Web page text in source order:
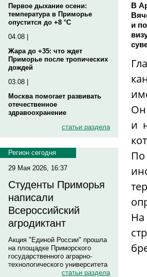
Первое дыхание осени:
температура в Приморье
опустится до +8 °C
04.08 |
Жара до +35: что ждет
Приморье после тропических
дождей
03.08 |
Москва помогает развивать
отечественное
здравоохранение
статьи раздела
Регион сегодня
29 Мая 2026, 16:37
Студенты Приморья
написали
Всероссийский
агродиктант
Акция "Единой России" прошла
на площадке Приморского
государственного аграрно-
технологического университета
статьи раздела
В
и
и
На